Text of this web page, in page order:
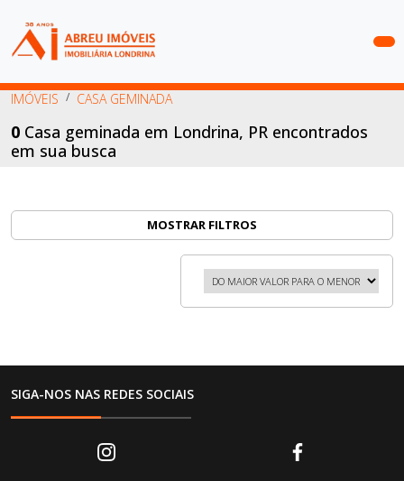
COMPRAR
LANÇAMENTOS
IMÓVEIS CASA GEMINADA
0 Casa geminada em Londrina, PR encontrados
em sua busca
MOSTRAR FILTROS
SIGA-NOS NAS REDES SOCIAIS